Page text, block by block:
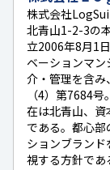
株式会社
北青山1-2-3の
立2006年8月1
ベーションマ
介・管理を含み
（4）第7684
在は北青山、資
である。都心
ションブラン
視する方針で